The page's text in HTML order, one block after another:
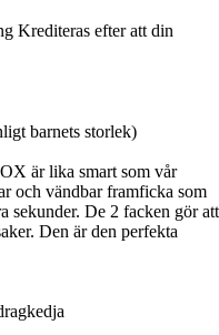
Krediteras efter att din
barnets storlek)
är lika smart som vår
och vändbar framficka som
sekunder. De 2 facken gör att
Den är den perfekta